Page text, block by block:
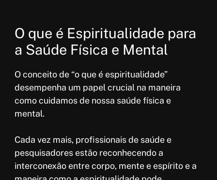
O que é Espiritualidade para
a Saúde Física e Mental
O conceito de “o que é espiritualidade”
desempenha um papel crucial na maneira
como cuidamos de nossa saúde física e
mental.
Cada vez mais, profissionais de saúde e
pesquisadores estão reconhecendo a
interconexão entre corpo, mente e espírito e a